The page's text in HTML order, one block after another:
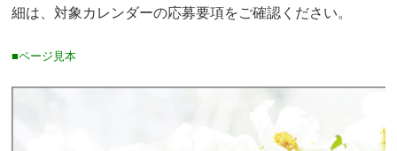
細は、対象カレンダーの応募要項をご確認ください。
■ページ見本